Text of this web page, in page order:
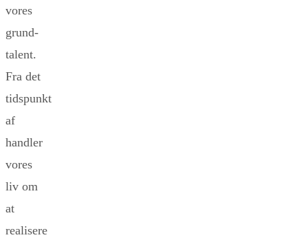
vores
grund-
talent.
Fra det
tidspunkt
af
handler
vores
liv om
at
realisere